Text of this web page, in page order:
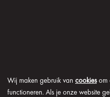
Wij maken gebruik van cookiesom
functioneren. Als je onze website